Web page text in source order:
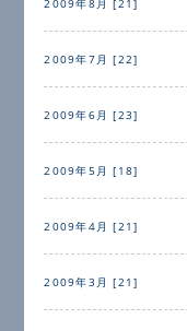
2009年7月 [22]
2009年6月 [23]
2009年5月 [18]
2009年4月 [21]
2009年3月 [21]